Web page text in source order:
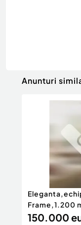
Anunturi
Frame,1.200
Pia
150.000